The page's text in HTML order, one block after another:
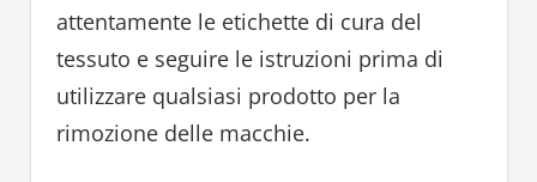
attentamente le etichette di cura del
tessuto e seguire le istruzioni prima di
utilizzare qualsiasi prodotto per la
rimozione delle macchie.